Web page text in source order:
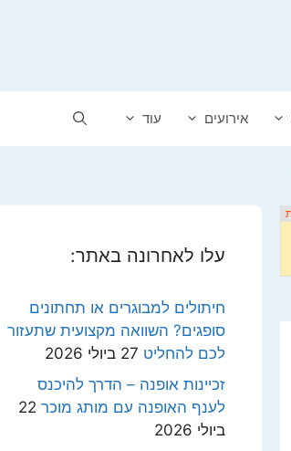
אירועים עוד
עלו לאחרונה באתר:
חיתולים למבוגרים או תחתונים
סופגים? השוואה מקצועית שתעזור
לכם להחליט 27 ביולי 2026
זכיינות אופנה – הדרך להיכנס
לענף האופנה עם מותג מוכר 22
ביולי 2026